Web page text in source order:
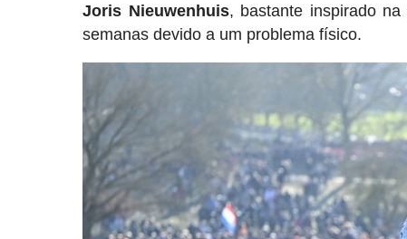
Joris Nieuwenhuis, bastante inspirado
semanas devido a um problema físico.